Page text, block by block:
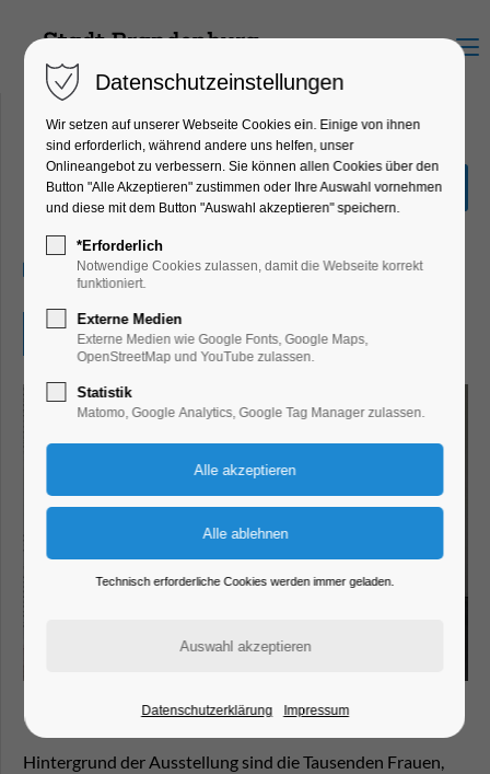
Menu
Ausstellung"frauenHAFT"
Ausstellung
06.06.2026, 10:00–17:00
Eintritt frei
Hintergrund der Ausstellung sind die Tausenden Frauen,
Datenschutzeinstellungen
Wir setzen auf unserer Webseite Cookies ein. Einige von ihnen
sind erforderlich, während andere uns helfen, unser
Onlineangebot zu verbessern. Sie können allen Cookies über den
Button "Alle Akzeptieren" zustimmen oder Ihre Auswahl vornehmen
und diese mit dem Button "Auswahl akzeptieren" speichern.
*Erforderlich
Notwendige Cookies zulassen, damit die Webseite korrekt
funktioniert.
Externe Medien
Externe Medien wie Google Fonts, Google Maps,
OpenStreetMap und YouTube zulassen.
Statistik
Matomo, Google Analytics, Google Tag Manager zulassen.
Technisch erforderliche Cookies werden immer geladen.
Datenschutzerklärung Impressum